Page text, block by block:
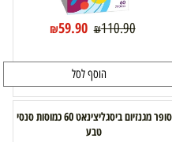
₪110.90
₪59.90
הוסף לסל
סופר מגנזיום ביסגליצינאט 60 כמוסות סנסי
טבע